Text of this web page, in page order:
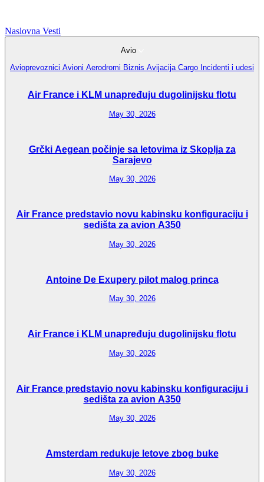
Naslovna Vesti
Avio
Avioprevoznici Avioni Aerodromi Biznis Avijacija Cargo Incidenti i udesi
Air France i KLM unapređuju dugolinijsku flotu
May 30, 2026
Grčki Aegean počinje sa letovima iz Skoplja za
Sarajevo
May 30, 2026
Air France predstavio novu kabinsku konfiguraciju i
sedišta za avion A350
May 30, 2026
Antoine De Exupery pilot malog princa
May 30, 2026
Air France i KLM unapređuju dugolinijsku flotu
May 30, 2026
Air France predstavio novu kabinsku konfiguraciju i
sedišta za avion A350
May 30, 2026
Amsterdam redukuje letove zbog buke
May 30, 2026